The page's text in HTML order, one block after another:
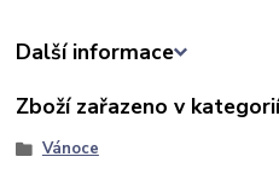
Další informace
Zboží zařazeno v
Vánoce